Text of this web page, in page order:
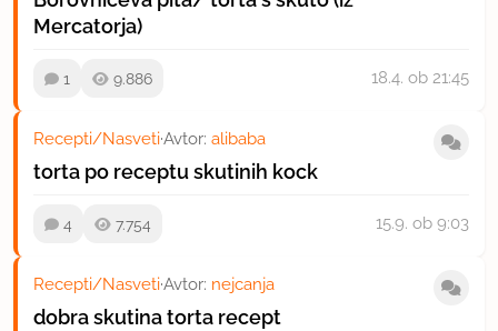
Mercatorja)
1 9.886 18.4. ob 21:45
Recepti/Nasveti·Avtor: alibaba
torta po receptu skutinih kock
4 7.754 15.9. ob 9:03
Recepti/Nasveti·Avtor: nejcanja
dobra skutina torta recept